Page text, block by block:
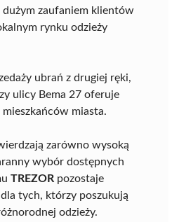
dużym zaufaniem klientów
rynku odzieży
ubrań z drugiej ręki,
ulicy Bema 27 oferuje
miasta.
zarówno wysoką
wybór dostępnych
TREZOR pozostaje
tych, którzy poszukują
odzieży.